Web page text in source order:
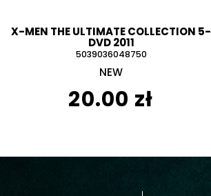
X-MEN THE ULTIMATE COLLECTION 5-
DVD 2011
5039036048750
NEW
20.00 zł